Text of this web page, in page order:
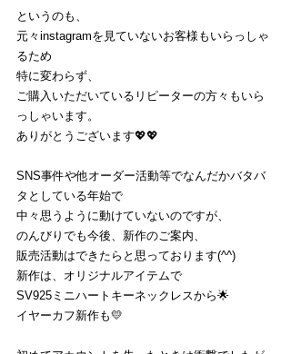
というのも、
元々instagramを見ていないお客様もいらっしゃ
るため
特に変わらず、
ご購入いただいているリピーターの方々もいら
っしゃいます。
ありがとうございます💖💖
SNS事件や他オーダー活動等でなんだかバタバ
タとしている年始で
中々思うように動けていないのですが、
のんびりでも今後、新作のご案内、
販売活動はできたらと思っております(^^)
新作は、オリジナルアイテムで
SV925ミニハートキーネックレスから🌟
イヤーカフ新作も💛